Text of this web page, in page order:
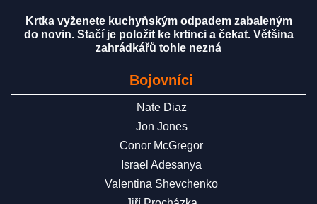
Krtka vyženete kuchyňským odpadem zabaleným
do novin. Stačí je položit ke krtinci a čekat. Většina
zahrádkářů tohle nezná
Bojovníci
Nate Diaz
Jon Jones
Conor McGregor
Israel Adesanya
Valentina Shevchenko